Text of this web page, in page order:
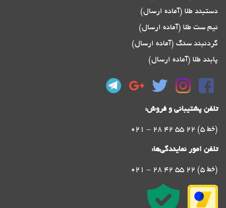
دستبند طلا (آماده ارسال)
نیم ست طلا (آماده ارسال)
گردنبند سنگ (آماده ارسال)
پابند طلا (آماده ارسال)
تلفن پشتیبانی و فروش:
021 - 28 42 55 22 (5 خط)
تلفن امور نمایندگی‌ها:
021 - 28 42 55 22 (5 خط)